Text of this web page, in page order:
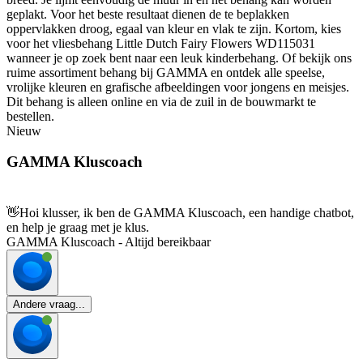
geplakt. Voor het beste resultaat dienen de te beplakken
oppervlakken droog, egaal van kleur en vlak te zijn. Kortom, kies
voor het vliesbehang Little Dutch Fairy Flowers WD115031
wanneer je op zoek bent naar een leuk kinderbehang. Of bekijk ons
ruime assortiment behang bij GAMMA en ontdek alle speelse,
vrolijke kleuren en grafische afbeeldingen voor jongens en meisjes.
Dit behang is alleen online en via de zuil in de bouwmarkt te
bestellen.
Nieuw
GAMMA Kluscoach
👋Hoi klusser, ik ben de GAMMA Kluscoach, een handige chatbot,
en help je graag met je klus.
GAMMA Kluscoach - Altijd bereikbaar
Andere vraag...